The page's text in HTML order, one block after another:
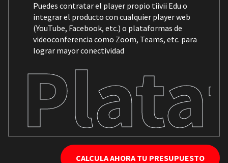
Puedes contratar el player propio tiivii Edu o
integrar el producto con cualquier player web
(YouTube, Facebook, etc.) o plataformas de
videoconferencia como Zoom, Teams, etc. para
lograr mayor conectividad
CALCULA AHORA TU PRESUPUESTO